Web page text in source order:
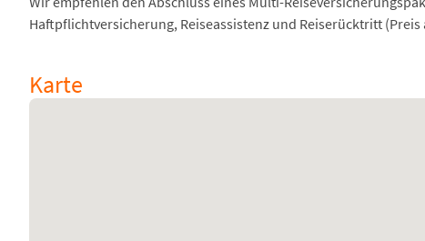
Haftpflichtversicherung, Reiseassistenz und Reiserücktritt (Preis
Karte